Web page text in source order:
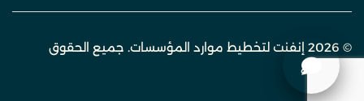
© 2026 إنفنت لتخطيط موارد المؤسسات. جميع الحقوق
محفوظة